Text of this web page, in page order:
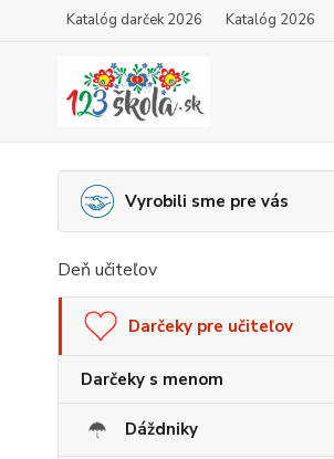
Katalóg darček 2026 Katalóg 2026
Vyrobili sme pre vás
Deň učiteľov
Darčeky pre učiteľov
Darčeky s menom
Dáždniky